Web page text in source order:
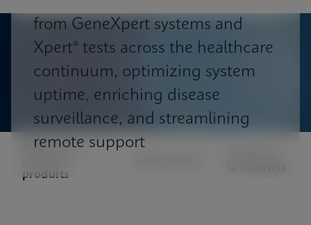
from GeneXpert systems and
Xpert® tests across the healthcare
continuum, optimizing system
uptime, enriching disease
surveillance, and streamlining
remote support
Ressources
produits